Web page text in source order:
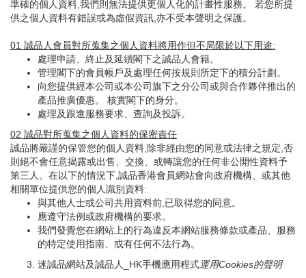
準確的個人資料,我們則無法提供更個人化的計畫性服務。 若您所提
供之個人資料有錯誤或為虛假資訊,亦不受本聲明之保護。
01 誠品人會員對所蒐集之個人資料將用作但不局限於以下用途:
處理申請、終止及延續閣下之誠品人會籍。
管理閣下的會員帳戶及處理任何按規則所定下的積分計劃。
向您提供經本公司或本公司旗下之分公司或與合作夥伴推出的
產品推廣優惠。 核實閣下的身分。
處理及跟進服務要求、查詢及投訴。
02 誠品對所蒐集之個人資料的保密責任
誠品將嚴謹的保管您的個人資料,除非經由您的同意或法律之規定,否
則絕不會任意揭露或出售、交換、或轉讓您的任何非公開性資料予
第三人。在以下的情況下,誠品香港會員網站會向政府機構、或其他
相關單位提供您的個人識別資料:
與其他人士或公司共用資料前,已取得您的同意。
應遵守法例或政府機構的要求。
我們發覺您在網站上的行為違反本網站服務條款或產品、服務
的特定使用指南、或有任何不法行為。
迷誠品網站及誠品人_HK手機應用程式運用Cookies的聲明